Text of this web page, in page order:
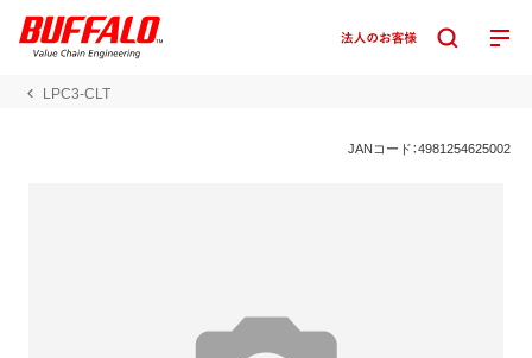
LPC3-CLT
JANコード：4981254625002